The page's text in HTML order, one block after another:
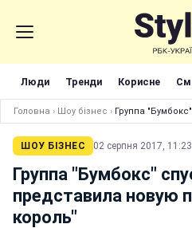
Люди Тренди Корисне
Головна › Шоу бізнес › Группа
ШОУ БІЗНЕС 02 серпня 2017, 11:23
Группа "Бумбокс"
представила новую
король"